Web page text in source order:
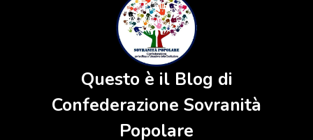
Questo è il Blog di
Confederazione Sovranità
Popolare